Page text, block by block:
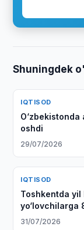
Shuningdek
IQTISOD
oshdi
29/07/2026
IQTISOD
Toshkentda
yo‘lovchilarga
31/07/2026